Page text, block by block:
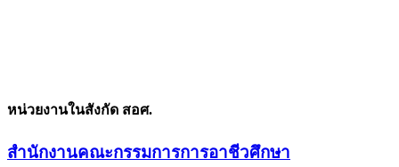
หน่วยงานในสังกัด สอศ.
สำนักงานคณะกรรมการการอาชีวศึกษา